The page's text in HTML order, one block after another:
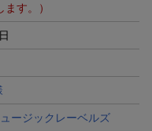
す。）
ージックレーベルズ